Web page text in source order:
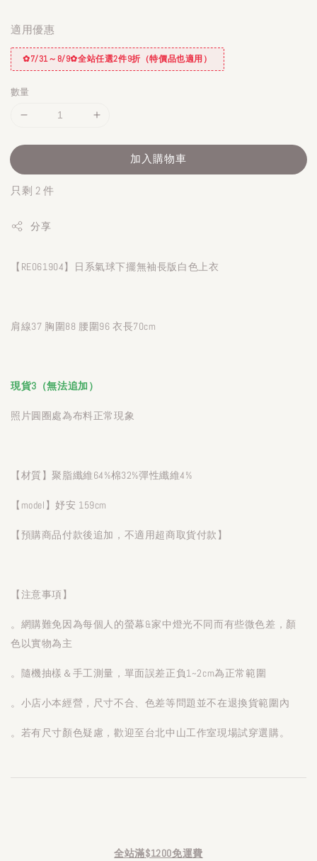
適用優惠
✿7/31～8/9✿全站任選2件9折（特價品也適用）
數量
加入購物車
只剩 2 件
分享
【RE061904】日系氣球下擺無袖長版白色上衣
肩線37 胸圍88 腰圍96 衣長70cm
現貨3（無法追加）
照片圓圈處為布料正常現象
【材質】聚脂纖維64%棉32%彈性纖維4%
【model】妤安 159cm
【預購商品付款後追加，不適用超商取貨付款】
【注意事項】
。網購難免因為每個人的螢幕&家中燈光不同而有些微色差，顏
色以實物為主
。隨機抽樣＆手工測量，單面誤差正負1~2cm為正常範圍
。小店小本經營，尺寸不合、色差等問題並不在退換貨範圍內
。若有尺寸顏色疑慮，歡迎至台北中山工作室現場試穿選購。
全站滿$1200免運費